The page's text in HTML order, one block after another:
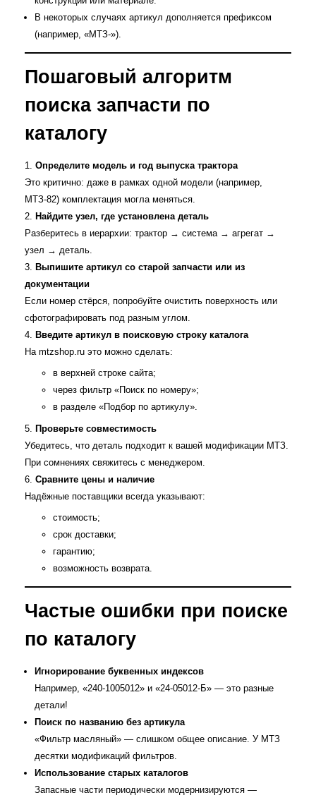
В некоторых случаях артикул дополняется префиксом
(например, «МТЗ‑»).
Пошаговый алгоритм
поиска запчасти по
каталогу
Определите модель и год выпуска трактора
Это критично: даже в рамках одной модели (например,
МТЗ‑82) комплектация могла меняться.
Найдите узел, где установлена деталь
Разберитесь в иерархии: трактор → система → агрегат →
узел → деталь.
Выпишите артикул со старой запчасти или из
документации
Если номер стёрся, попробуйте очистить поверхность или
сфотографировать под разным углом.
Введите артикул в поисковую строку каталога
На mtzshop.ru это можно сделать:
в верхней строке сайта;
через фильтр «Поиск по номеру»;
в разделе «Подбор по артикулу».
Проверьте совместимость
Убедитесь, что деталь подходит к вашей модификации МТЗ.
При сомнениях свяжитесь с менеджером.
Сравните цены и наличие
Надёжные поставщики всегда указывают:
стоимость;
срок доставки;
гарантию;
возможность возврата.
Частые ошибки при поиске
по каталогу
Игнорирование буквенных индексов
Например, «240‑1005012» и «24-05012‑Б» — это разные
детали!
Поиск по названию без артикула
«Фильтр масляный» — слишком общее описание. У МТЗ
десятки модификаций фильтров.
Использование старых каталогов
Запасные части периодически модернизируются —